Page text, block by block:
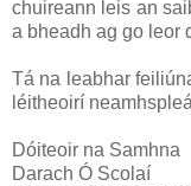
chuireann leis an
a bheadh ag go leor
Tá na leabhar
léitheoirí
Dóiteoir na Samhna
Darach Ó Scolaí